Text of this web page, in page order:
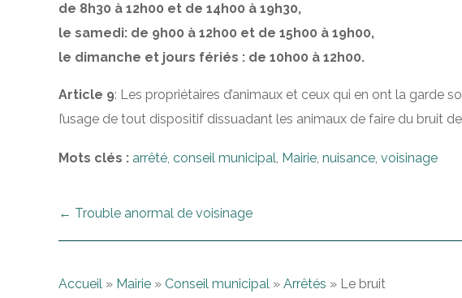
de 8h30 à 12h00 et de 14h00 à 19h30,
le samedi: de 9h00 à 12h00 et de 15h00 à 19h00,
le dimanche et jours fériés : de 10h00 à 12h00.
Article 9: Les propriétaires d’animaux et ceux qui en ont la garde
I’usage de tout dispositif dissuadant les animaux de faire du bruit
Mots clés : arrêté, conseil municipal, Mairie, nuisance, voisinage
← Trouble anormal de voisinage
Accueil » Mairie » Conseil municipal » Arrêtés » Le bruit